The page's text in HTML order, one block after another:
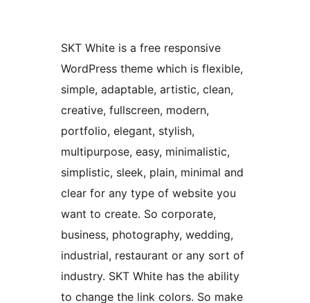
SKT White is a free responsive
WordPress theme which is flexible,
simple, adaptable, artistic, clean,
creative, fullscreen, modern,
portfolio, elegant, stylish,
multipurpose, easy, minimalistic,
simplistic, sleek, plain, minimal and
clear for any type of website you
want to create. So corporate,
business, photography, wedding,
industrial, restaurant or any sort of
industry. SKT White has the ability
to change the link colors. So make